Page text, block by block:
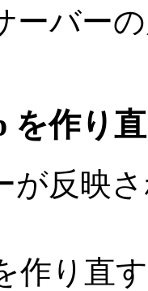
ーバー
を作り
が反映
作り直